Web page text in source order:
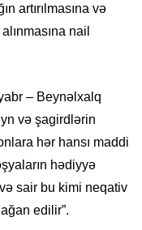
artırılmasına və
nail
– Beynəlxalq
və şagirdlərin
hər hansı maddi
hədiyyə
sair bu kimi neqativ
edilir”.